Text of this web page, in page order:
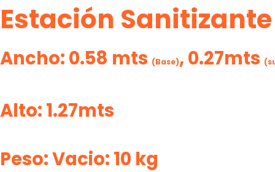
Estación
Ancho: 0.58 mts (Base), 0.27mts
Alto: 1.27mts
Peso:Vacio: 10 kg